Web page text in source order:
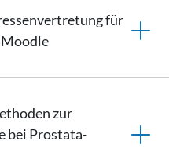
für
Moodle
zur
bei Prostata-